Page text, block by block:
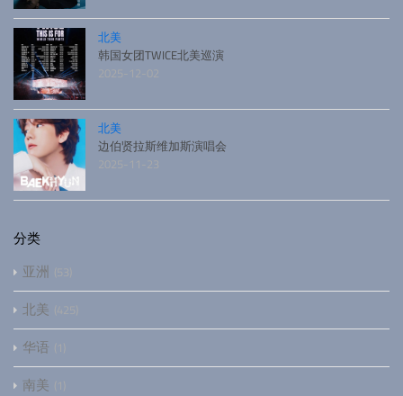
北美
韩国女团TWICE北美巡演
2025-12-02
北美
边伯贤拉斯维加斯演唱会
2025-11-23
分类
亚洲 53
北美 425
华语 1
南美 1